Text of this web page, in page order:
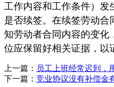
工作内容和工作条件）发
是否续签。在续签劳动合
知劳动者合同内容的变化
位应保留好相关证据，以
上一篇： 员工上班经常迟到，
下一篇： 竞业协议没有补偿金